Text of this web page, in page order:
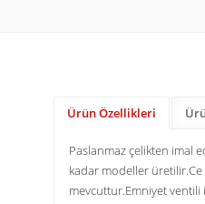
Ürün Özellikleri
Paslanmaz çelikten imal
kadar modeller üretilir.
mevcuttur.Emniyet ventili